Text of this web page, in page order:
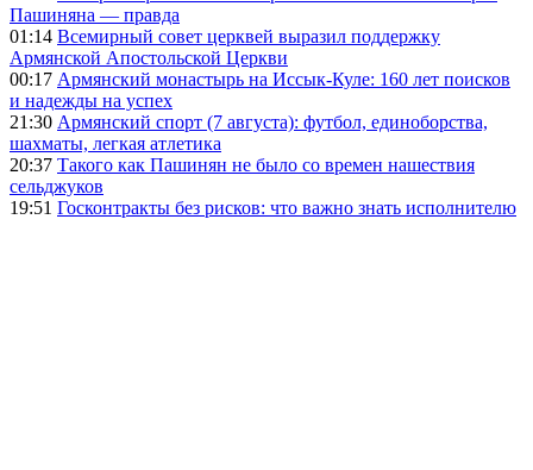
Пашиняна — правда
01:14 Всемирный совет церквей выразил поддержку
Армянской Апостольской Церкви
00:17 Армянский монастырь на Иссык-Куле: 160 лет поисков
и надежды на успех
21:30 Армянский спорт (7 августа): футбол, единоборства,
шахматы, легкая атлетика
20:37 Такого как Пашинян не было со времен нашествия
сельджуков
19:51 Госконтракты без рисков: что важно знать исполнителю